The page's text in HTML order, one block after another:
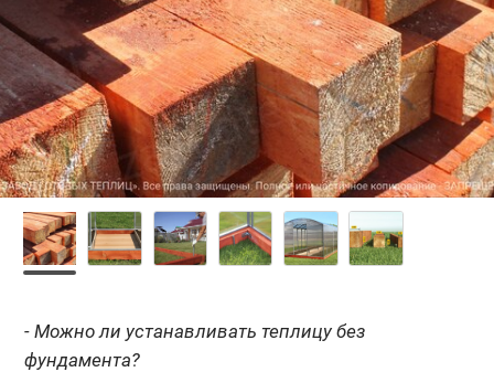
- Можно ли устанавливать теплицу без
фундамента?